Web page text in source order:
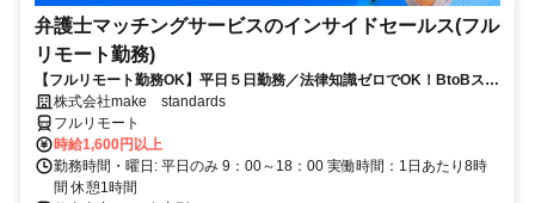
弁護士マッチングサービスのインサイドセールス(フル
リモート勤務)
【フルリモート勤務OK】平日５日勤務／法律知識ゼロでOK！BtoBスキ
ルが身につく営業職
株式会社make standards
フルリモート
時給1,600円以上
勤務時間・曜日: 平日のみ 9：00～18：00 実働時間：1日あたり8時
間 休憩1時間